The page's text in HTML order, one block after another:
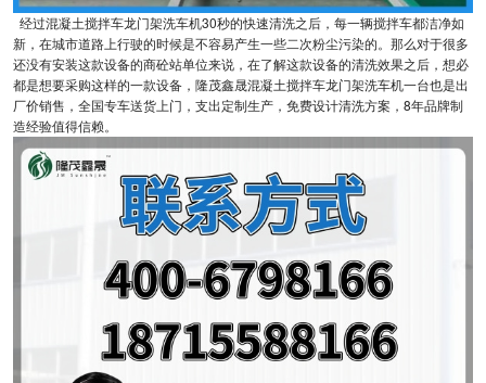
经过混凝土搅拌车龙门架洗车机30秒的快速清洗之后，每一辆搅拌车都洁净如
新，在城市道路上行驶的时候是不容易产生一些二次粉尘污染的。那么对于很多
还没有安装这款设备的商砼站单位来说，在了解这款设备的清洗效果之后，想必
都是想要采购这样的一款设备，隆茂鑫晟混凝土搅拌车龙门架洗车机一台也是出
厂价销售，全国专车送货上门，支出定制生产，免费设计清洗方案，8年品牌制
造经验值得信赖。